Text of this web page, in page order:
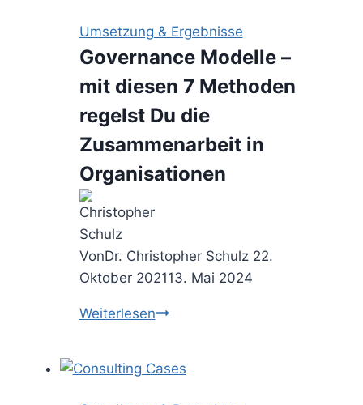
Sitzungspunkte
visuell
vereinbaren
Umsetzung & Ergebnisse
Governance Modelle –
mit diesen 7 Methoden
regelst Du die
Zusammenarbeit in
Organisationen
VonDr. Christopher Schulz 22.
Oktober 202113. Mai 2024
WeiterlesenGovernance
mit